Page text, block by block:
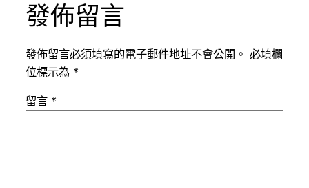
發佈留言
發佈留言必須填寫的電子郵件地址不會公開。 必填欄
位標示為 *
留言 *